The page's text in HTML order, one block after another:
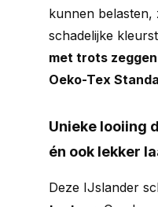
kunnen belasten,
schadelijke
met trots zeggen
Oeko-Tex
Unieke looiing
én ook lekker
Deze IJslander